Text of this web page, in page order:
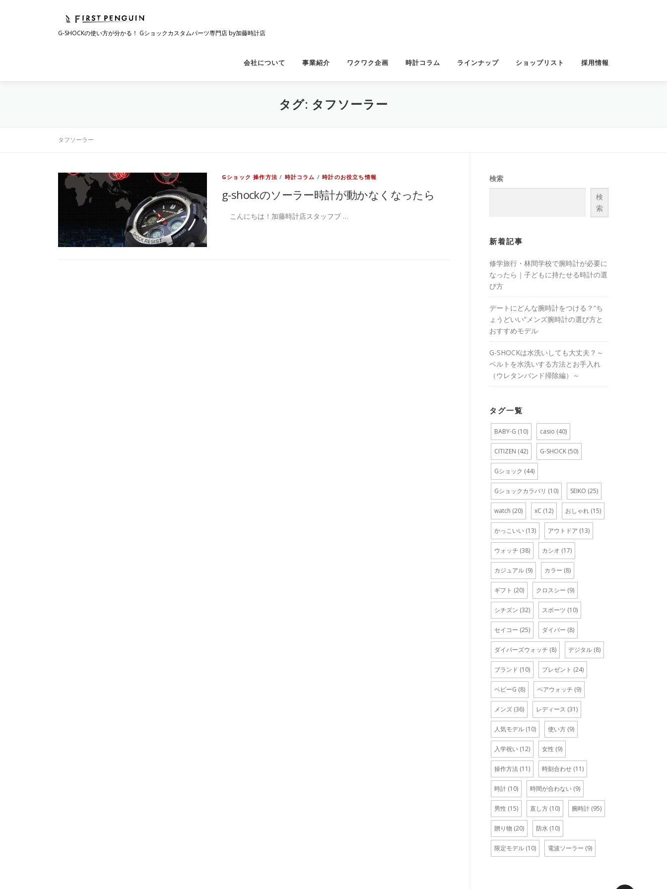
キ
G-SHOCKの使い方が分かる！ Gショックカスタムパーツ専門店 by加藤時計店
会社について 事業紹介 ワクワク企画 時計コラム ラインナップ ショップリスト 採用情報
タグ: タフソーラー
タフソーラー
Gショック 操作方法 / 時計コラム /時計のお役立ち情報
g-shockのソーラー時計が動かなくなったら
こんにちは！加藤時計店スタッフブ …
検索
検
索
新着記事
修学旅行・林間学校で腕時計が必要に
なったら｜子どもに持たせる時計の選
び方
デートにどんな腕時計をつける？“ち
ょうどいい”メンズ腕時計の選び方と
おすすめモデル
G-SHOCKは水洗いしても大丈夫？～
ベルトを水洗いする方法とお手入れ
（ウレタンバンド掃除編）～
タグ一覧
BABY-G (10) casio (40)
CITIZEN (42) G-SHOCK (50)
Gショック (44)
Gショックカラバリ (10) SEIKO (25)
watch (20) xC (12) おしゃれ (15)
かっこいい (13) アウトドア (13)
ウォッチ (38) カシオ (17)
カジュアル (9) カラー (8)
ギフト (20) クロスシー (9)
シチズン (32) スポーツ (10)
セイコー (25) ダイバー (8)
ダイバーズウォッチ (8) デジタル (8)
ブランド (10) プレゼント (24)
ベビーG (8) ペアウォッチ (9)
メンズ (36) レディース (31)
人気モデル (10) 使い方 (9)
入学祝い (12) 女性 (9)
操作方法 (11) 時刻合わせ (11)
時計 (10) 時間が合わない (9)
男性 (15) 直し方 (10) 腕時計 (95)
贈り物 (20) 防水 (10)
限定モデル (10) 電波ソーラー (9)